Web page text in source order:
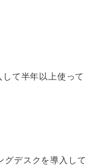
て半年以上使って
グデスクを導入して